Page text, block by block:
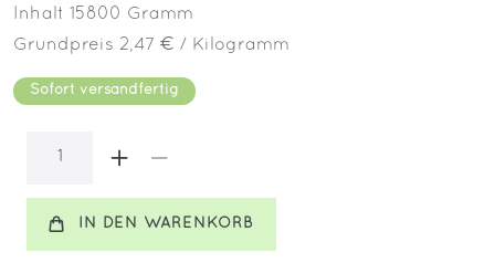
Inhalt 15800 Gramm
Grundpreis 2,47 € / Kilogramm
Sofort versandfertig
IN DEN WARENKORB